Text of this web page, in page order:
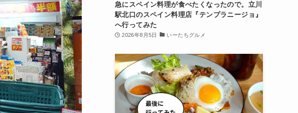
急にスペイン料理が食べたくなったので。立川
駅北口のスペイン料理店『テンプラニージョ』
へ行ってみた
2026年8月5日 いーたちグルメ